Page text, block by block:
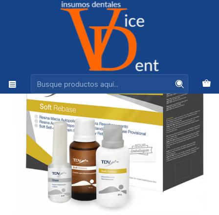
Ventas +56944575313
IMPRESION Y REHABILITACION
SOFT REBASE RESINA ACRILICA